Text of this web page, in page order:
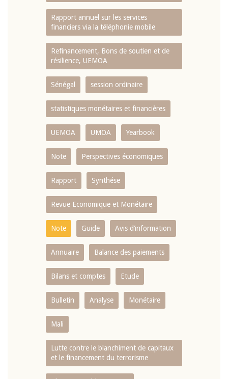
Rapport annuel sur les services
financiers via la téléphonie mobile
Refinancement, Bons de soutien et de
résilience, UEMOA
Sénégal session ordinaire
statistiques monétaires et financières
UEMOA UMOA Yearbook
Note Perspectives économiques
Rapport Synthése
Revue Economique et Monétaire
Note Guide Avis d’information
Annuaire Balance des paiements
Bilans et comptes Etude
Bulletin Analyse Monétaire
Mali
Lutte contre le blanchiment de capitaux
et le financement du terrorisme